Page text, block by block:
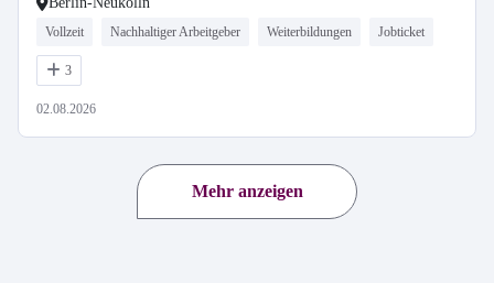
Vollzeit Nachhaltiger Arbeitgeber Weiterbildungen Jobticket
3
02.08.2026
Mehr anzeigen